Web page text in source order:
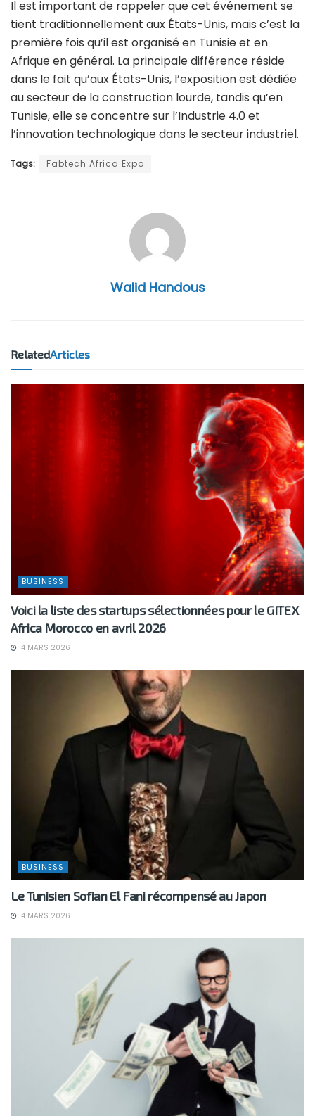
Il est important de rappeler que cet événement se
tient traditionnellement aux États-Unis, mais c’est la
première fois qu’il est organisé en Tunisie et en
Afrique en général. La principale différence réside
dans le fait qu’aux États-Unis, l’exposition est dédiée
au secteur de la construction lourde, tandis qu’en
Tunisie, elle se concentre sur l’Industrie 4.0 et
l’innovation technologique dans le secteur industriel.
Tags: Fabtech Africa Expo
Walid Handous
RelatedArticles
BUSINESS
Voici la liste des startups sélectionnées pour le GITEX
Africa Morocco en avril 2026
14 MARS 2026
BUSINESS
Le Tunisien Sofian El Fani récompensé au Japon
14 MARS 2026